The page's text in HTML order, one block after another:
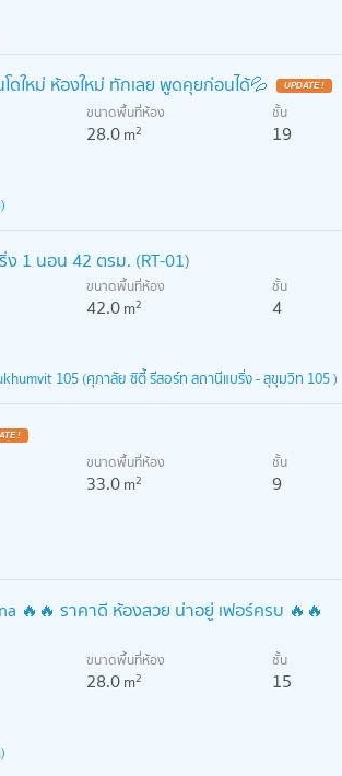
ดใหม่ ห้องใหม่ ทักเลย พูดคุยก่อนได้💦 UPDATE !
ขนาดพื้นที่ห้อง
28.0m2
ชั้น
19
ง 1 นอน 42 ตรม. (RT-01)
ขนาดพื้นที่ห้อง
42.0m2
ชั้น
4
105 (ศุภาลัย ซิตี้ รีสอร์ท สถานีแบริ่ง - สุขุมวิท 105 )
!
ขนาดพื้นที่ห้อง
33.0m2
ชั้น
9
🔥🔥 ราคาดี ห้องสวย น่าอยู่ เฟอร์ครบ 🔥🔥
ขนาดพื้นที่ห้อง
28.0m2
ชั้น
15